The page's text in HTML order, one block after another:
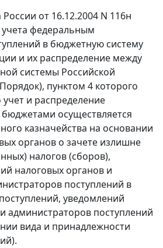
от 16.12.2004 N 116н
учета федеральным
в бюджетную систему
и их распределение между
системы Российской
Порядок), пунктом 4 которого
и распределение
осуществляется
казначейства на основании
органов о зачете излишне
налогов (сборов),
налоговых органов и
поступлений в
уведомлений
администраторов поступлений
вида и принадлежности